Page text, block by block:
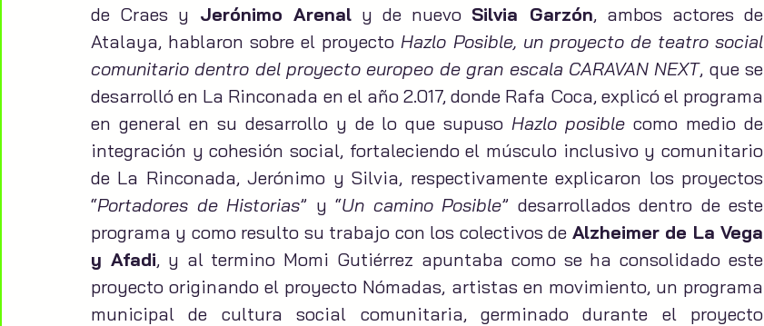
de Craes y Jerónimo Arenal y de nuevo Silvia Garzón, ambos actores de
Atalaya, hablaron sobre el proyecto Hazlo Posible, un proyecto de teatro social
comunitario dentro del proyecto europeo de gran escala CARAVAN NEXT, que se
desarrolló en La Rinconada en el año 2.017, donde Rafa Coca, explicó el programa
en general en su desarrollo y de lo que supuso Hazlo posible como medio de
integración y cohesión social, fortaleciendo el músculo inclusivo y comunitario
de La Rinconada, Jerónimo y Silvia, respectivamente explicaron los proyectos
“Portadores de Historias” y “Un camino Posible” desarrollados dentro de este
programa y como resulto su trabajo con los colectivos de Alzheimer de La Vega
y Afadi, y al termino Momi Gutiérrez apuntaba como se ha consolidado este
proyecto originando el proyecto Nómadas, artistas en movimiento, un programa
municipal de cultura social comunitaria, germinado durante el proyecto